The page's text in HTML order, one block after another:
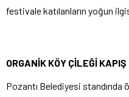
festivale katılanların yoğun
ORGANİK KÖY ÇİLEĞİ
Pozantı Belediyesi standında